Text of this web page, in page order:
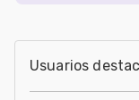
Usuarios